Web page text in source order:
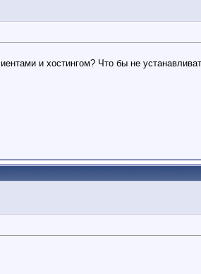
и хостингом? Что бы не